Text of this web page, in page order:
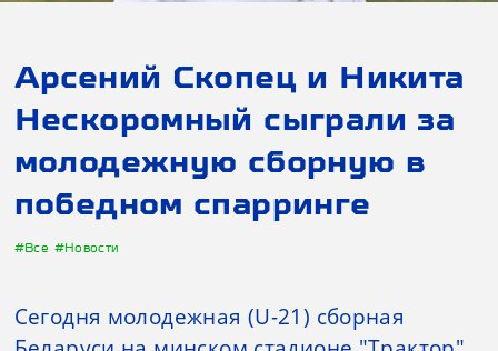
Арсений Скопец и Никита
Нескоромный сыграли за
молодежную сборную в
победном спарринге
#Все #Новости
Сегодня молодежная (U-21) сборная